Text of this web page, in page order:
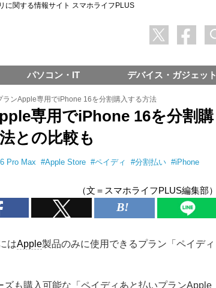
に関する情報サイト スマホライフPLUS
ランApple専用でiPhone 16を分割購入する方法
専用でiPhone 16を分割購
との比較も
Pro Max #Apple Store #ペイディ #分割払い #iPhone
（文＝スマホライフPLUS編集部）
はApple製品のみに使用できるプラン「ペイディ
ズも購入可能な「ペイディあと払いプランApple
パソコン・IT デバイス・ガジェット